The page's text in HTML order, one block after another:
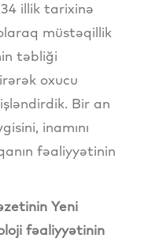
illik tarixinə
müstəqillik
təbliği
oxucu
Bir an
inamını
fəaliyyətinin
Yeni
fəaliyyətinin